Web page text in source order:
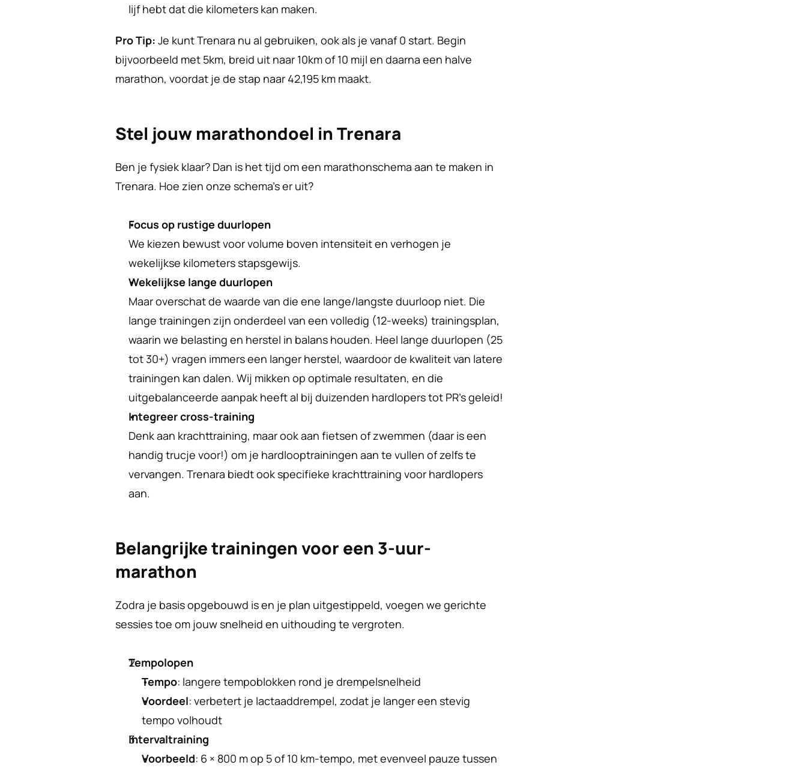
lijf hebt dat die kilometers kan maken.
Pro Tip: Je kunt Trenara nu al gebruiken, ook als je vanaf 0 start. Begin
bijvoorbeeld met 5km, breid uit naar 10km of 10 mijl en daarna een halve
marathon, voordat je de stap naar 42,195 km maakt.
Stel jouw marathondoel in Trenara
Ben je fysiek klaar? Dan is het tijd om een marathonschema aan te maken in
Trenara. Hoe zien onze schema’s er uit?
Focus op rustige duurlopen
We kiezen bewust voor volume boven intensiteit en verhogen je
wekelijkse kilometers stapsgewijs.
Wekelijkse lange duurlopen
Maar overschat de waarde van die ene lange/langste duurloop niet. Die
lange trainingen zijn onderdeel van een volledig (12-weeks) trainingsplan,
waarin we belasting en herstel in balans houden. Heel lange duurlopen (25
tot 30+) vragen immers een langer herstel, waardoor de kwaliteit van latere
trainingen kan dalen. Wij mikken op optimale resultaten, en die
uitgebalanceerde aanpak heeft al bij duizenden hardlopers tot PR’s geleid!
Integreer cross-training
Denk aan krachttraining, maar ook aan fietsen of zwemmen (daar is een
handig trucje voor!) om je hardlooptrainingen aan te vullen of zelfs te
vervangen. Trenara biedt ook specifieke krachttraining voor hardlopers
aan.
Belangrijke trainingen voor een 3-uur-
marathon
Zodra je basis opgebouwd is en je plan uitgestippeld, voegen we gerichte
sessies toe om jouw snelheid en uithouding te vergroten.
Tempolopen
Tempo: langere tempoblokken rond je drempelsnelheid
Voordeel: verbetert je lactaaddrempel, zodat je langer een stevig
tempo volhoudt
Intervaltraining
Voorbeeld: 6 × 800 m op 5 of 10 km-tempo, met evenveel pauze tussen